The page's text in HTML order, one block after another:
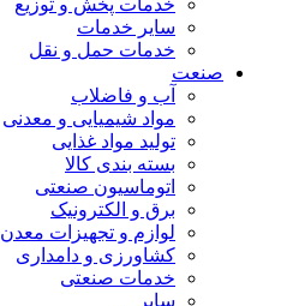
خدمات پخش و توزیع
سایر خدمات
خدمات حمل و نقل
صنعت
آب و فاضلاب
مواد شیمیایی و معدنی
تولید مواد غذایی
بسته بندی کالا
اتوماسیون صنعتی
برق و الکترونیک
لوازم و تجهیزات معدن
کشاورزی و دامداری
خدمات صنعتی
سایر